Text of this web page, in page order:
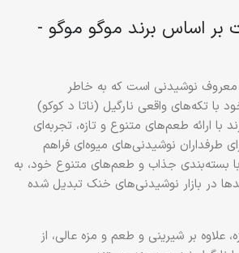
اساس برند موگو موگو -
معروف نوشیدنی است که به خاطر
با تکه‌های واقعی نارگیل (ناتا د کوکو)
با ارائه طعم‌های متنوع و تازه، تجربه‌ای
نوشیدنی‌های میوه‌ای فراهم
می‌کند. Mogu Mogu با بسته‌بندی جذاب و طعم‌های متنوع خود، به
در بازار نوشیدنی‌های خنک تبدیل شده
علاوه بر شیرینی و طعم و مزه عالی، از